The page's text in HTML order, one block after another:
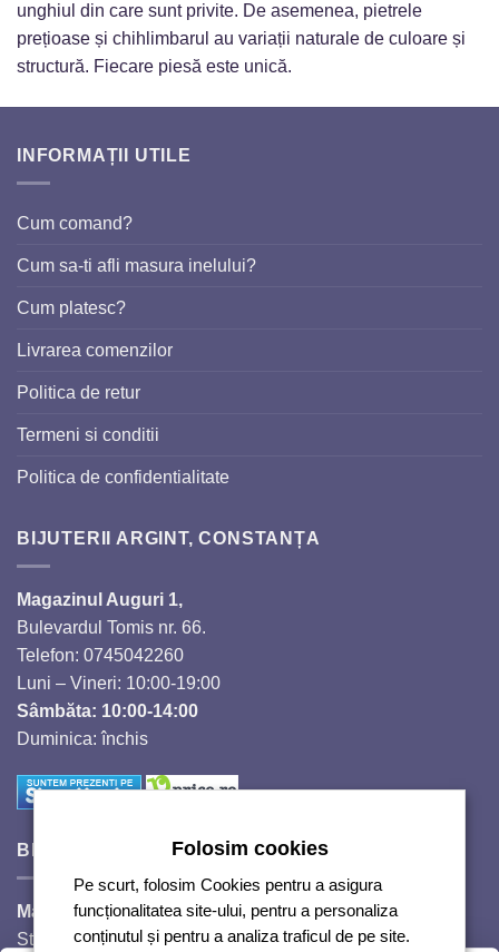
unghiul din care sunt privite. De asemenea, pietrele
prețioase și chihlimbarul au variații naturale de culoare și
structură. Fiecare piesă este unică.
INFORMAȚII UTILE
Cum comand?
Cum sa-ti afli masura inelului?
Cum platesc?
Livrarea comenzilor
Politica de retur
Termeni si conditii
Politica de confidentialitate
BIJUTERII ARGINT, CONSTANȚA
Magazinul Auguri 1,
Bulevardul Tomis nr. 66.
Telefon: 0745042260
Luni – Vineri: 10:00-19:00
Sâmbăta: 10:00-14:00
Duminica: închis
BIJUTERII SI CRISTALE
Magazinul Auguri 2,
Strada Răscoalei 1907, nr. 18.
Folosim cookies
Pe scurt, folosim Cookies pentru a asigura
funcționalitatea site-ului, pentru a personaliza
conținutul și pentru a analiza traficul de pe site.